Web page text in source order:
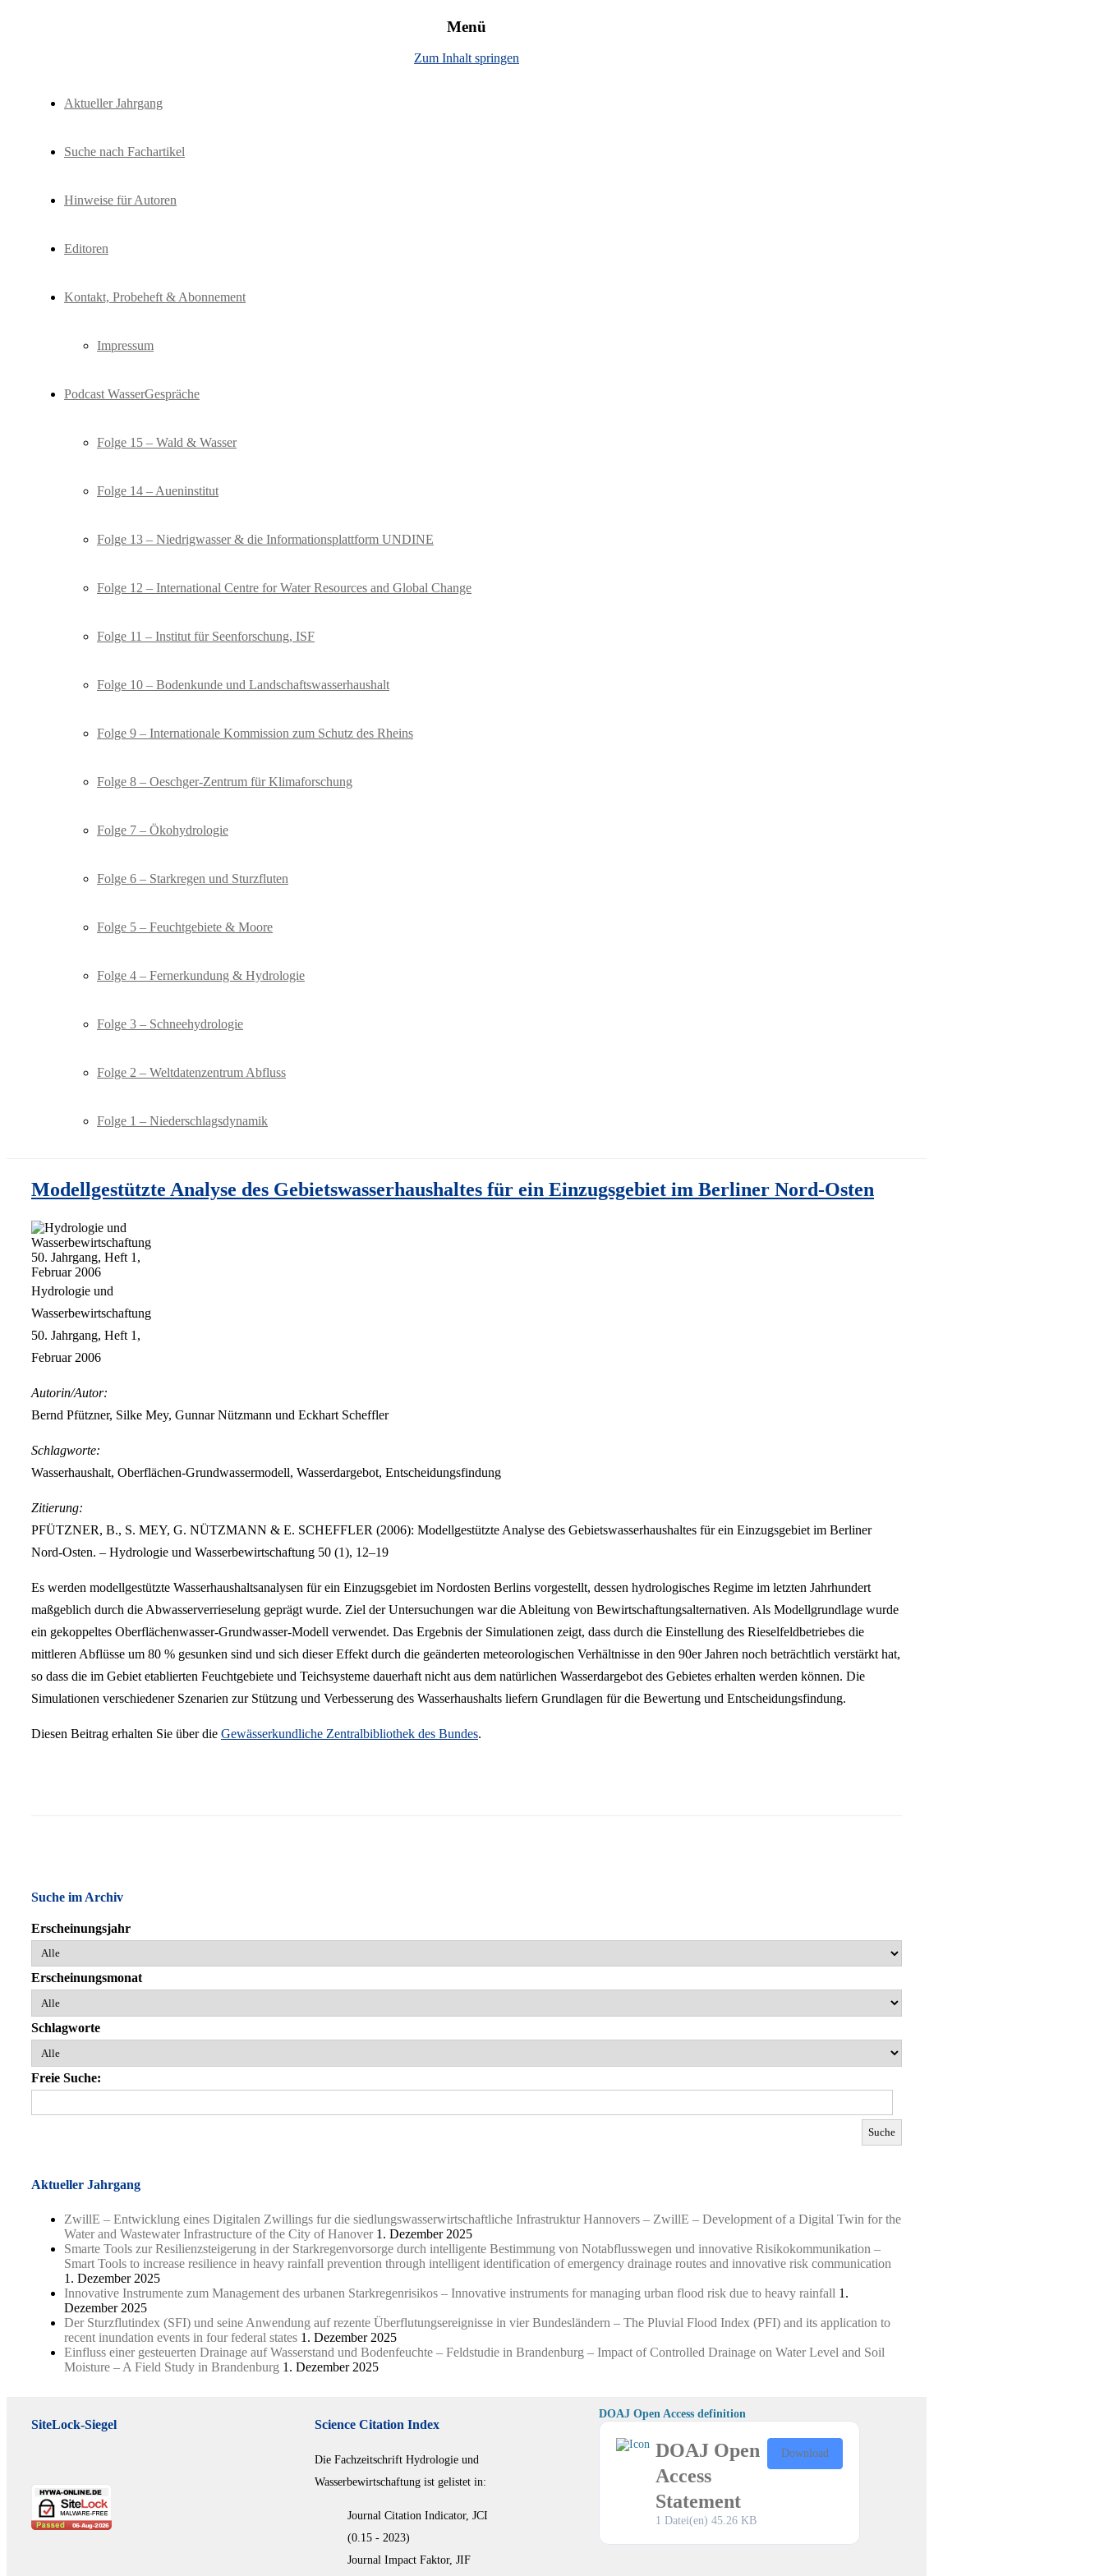
Menü
Zum Inhalt springen
Aktueller Jahrgang
Suche nach Fachartikel
Hinweise für Autoren
Editoren
Kontakt, Probeheft & Abonnement
Impressum
Podcast WasserGespräche
Folge 15 – Wald & Wasser
Folge 14 – Aueninstitut
Folge 13 – Niedrigwasser & die Informationsplattform UNDINE
Folge 12 – International Centre for Water Resources and Global Change
Folge 11 – Institut für Seenforschung, ISF
Folge 10 – Bodenkunde und Landschaftswasserhaushalt
Folge 9 – Internationale Kommission zum Schutz des Rheins
Folge 8 – Oeschger-Zentrum für Klimaforschung
Folge 7 – Ökohydrologie
Folge 6 – Starkregen und Sturzfluten
Folge 5 – Feuchtgebiete & Moore
Folge 4 – Fernerkundung & Hydrologie
Folge 3 – Schneehydrologie
Folge 2 – Weltdatenzentrum Abfluss
Folge 1 – Niederschlagsdynamik
Modellgestützte Analyse des Gebietswasserhaushaltes für ein Einzugsgebiet im Berliner Nord-Osten
Hydrologie und
Wasserbewirtschaftung
50. Jahrgang, Heft 1,
Februar 2006
Autorin/Autor:
Bernd Pfützner, Silke Mey, Gunnar Nützmann und Eckhart Scheffler
Schlagworte:
Wasserhaushalt, Oberflächen-Grundwassermodell, Wasserdargebot, Entscheidungsfindung
Zitierung:
PFÜTZNER, B., S. MEY, G. NÜTZMANN & E. SCHEFFLER (2006): Modellgestützte Analyse des Gebietswasserhaushaltes für ein Einzugsgebiet im Berliner
Nord-Osten. – Hydrologie und Wasserbewirtschaftung 50 (1), 12–19
Es werden modellgestützte Wasserhaushaltsanalysen für ein Einzugsgebiet im Nordosten Berlins vorgestellt, dessen hydrologisches Regime im letzten Jahrhundert
maßgeblich durch die Abwasserverrieselung geprägt wurde. Ziel der Untersuchungen war die Ableitung von Bewirtschaftungsalternativen. Als Modellgrundlage wurde
ein gekoppeltes Oberflächenwasser-Grundwasser-Modell verwendet. Das Ergebnis der Simulationen zeigt, dass durch die Einstellung des Rieselfeldbetriebes die
mittleren Abflüsse um 80 % gesunken sind und sich dieser Effekt durch die geänderten meteorologischen Verhältnisse in den 90er Jahren noch beträchtlich verstärkt hat,
so dass die im Gebiet etablierten Feuchtgebiete und Teichsysteme dauerhaft nicht aus dem natürlichen Wasserdargebot des Gebietes erhalten werden können. Die
Simulationen verschiedener Szenarien zur Stützung und Verbesserung des Wasserhaushalts liefern Grundlagen für die Bewertung und Entscheidungsfindung.
Diesen Beitrag erhalten Sie über die Gewässerkundliche Zentralbibliothek des Bundes.
Suche im Archiv
Erscheinungsjahr
Erscheinungsmonat
Schlagworte
Freie Suche:
Aktueller Jahrgang
ZwillE – Entwicklung eines Digitalen Zwillings fur die siedlungswasserwirtschaftliche Infrastruktur Hannovers – ZwillE – Development of a Digital Twin for the
Water and Wastewater Infrastructure of the City of Hanover1. Dezember 2025
Smarte Tools zur Resilienzsteigerung in der Starkregenvorsorge durch intelligente Bestimmung von Notabflusswegen und innovative Risikokommunikation –
Smart Tools to increase resilience in heavy rainfall prevention through intelligent identification of emergency drainage routes and innovative risk communication
1. Dezember 2025
Innovative Instrumente zum Management des urbanen Starkregenrisikos – Innovative instruments for managing urban flood risk due to heavy rainfall 1.
Dezember 2025
Der Sturzflutindex (SFI) und seine Anwendung auf rezente Überflutungsereignisse in vier Bundesländern – The Pluvial Flood Index (PFI) and its application to
recent inundation events in four federal states 1. Dezember 2025
Einfluss einer gesteuerten Drainage auf Wasserstand und Bodenfeuchte – Feldstudie in Brandenburg – Impact of Controlled Drainage on Water Level and Soil
Moisture – A Field Study in Brandenburg 1. Dezember 2025
SiteLock-Siegel Science Citation Index
Die Fachzeitschrift Hydrologie und
Wasserbewirtschaftung ist gelistet in:
Journal Citation Indicator, JCI
(0.15 - 2023)
Journal Impact Faktor, JIF
DOAJ Open Access definition
DOAJ Open
Access
Statement
1 Datei(en) 45.26 KB
Download